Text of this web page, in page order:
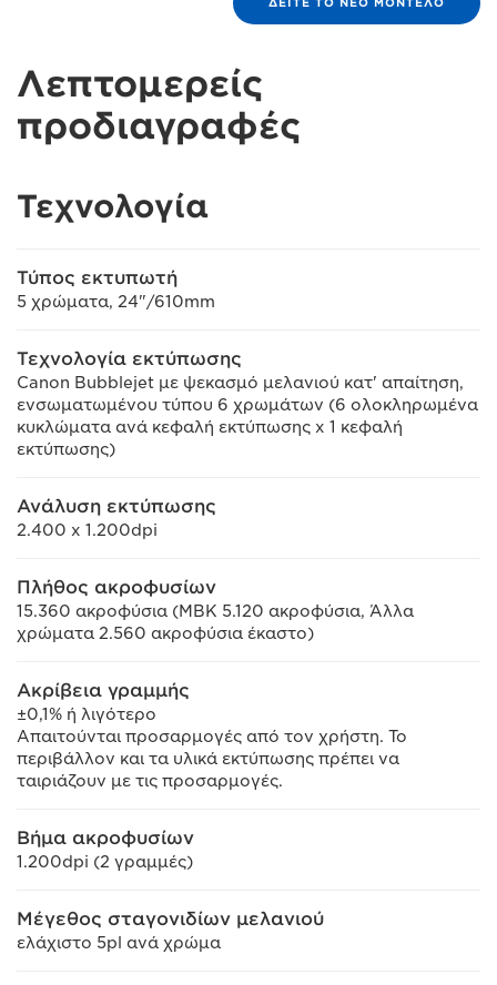
Λεπτομερείς
προδιαγραφές
Τεχνολογία
Τύπος εκτυπωτή
5 χρώματα, 24"/610mm
Τεχνολογία εκτύπωσης
Canon Bubblejet με ψεκασμό μελανιού κατ' απαίτηση,
ενσωματωμένου τύπου 6 χρωμάτων (6 ολοκληρωμένα
κυκλώματα ανά κεφαλή εκτύπωσης x 1 κεφαλή
εκτύπωσης)
Ανάλυση εκτύπωσης
2.400 x 1.200dpi
Πλήθος ακροφυσίων
15.360 ακροφύσια (MBK 5.120 ακροφύσια, Άλλα
χρώματα 2.560 ακροφύσια έκαστο)
Ακρίβεια γραμμής
±0,1% ή λιγότερο
Απαιτούνται προσαρμογές από τον χρήστη. Το
περιβάλλον και τα υλικά εκτύπωσης πρέπει να
ταιριάζουν με τις προσαρμογές.
Βήμα ακροφυσίων
1.200dpi (2 γραμμές)
Μέγεθος σταγονιδίων μελανιού
ελάχιστο 5pl ανά χρώμα